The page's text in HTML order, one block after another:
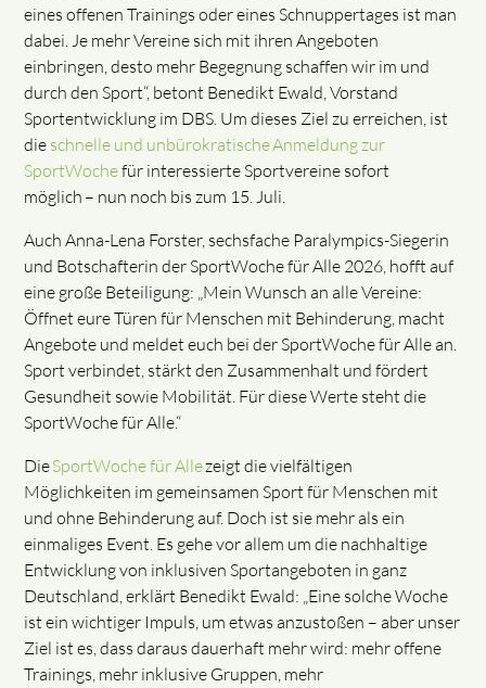
eines offenen Trainings oder eines Schnuppertages ist man
dabei. Je mehr Vereine sich mit ihren Angeboten
einbringen, desto mehr Begegnung schaffen wir im und
durch den Sport“, betont Benedikt Ewald, Vorstand
Sportentwicklung im DBS. Um dieses Ziel zu erreichen, ist
die schnelle und unbürokratische Anmeldung zur
SportWochefür interessierte Sportvereine sofort
möglich – nun noch bis zum 15. Juli.
Auch Anna-Lena Forster, sechsfache Paralympics-Siegerin
und Botschafterin der SportWoche für Alle 2026, hofft auf
eine große Beteiligung: „Mein Wunsch an alle Vereine:
Öffnet eure Türen für Menschen mit Behinderung, macht
Angebote und meldet euch bei der SportWoche für Alle an.
Sport verbindet, stärkt den Zusammenhalt und fördert
Gesundheit sowie Mobilität. Für diese Werte steht die
SportWoche für Alle.“
DieSportWoche für Allezeigt die vielfältigen
Möglichkeiten im gemeinsamen Sport für Menschen mit
und ohne Behinderung auf. Doch ist sie mehr als ein
einmaliges Event. Es gehe vor allem um die nachhaltige
Entwicklung von inklusiven Sportangeboten in ganz
Deutschland, erklärt Benedikt Ewald: „Eine solche Woche
ist ein wichtiger Impuls, um etwas anzustoßen – aber unser
Ziel ist es, dass daraus dauerhaft mehr wird: mehr offene
Trainings, mehr inklusive Gruppen, mehr